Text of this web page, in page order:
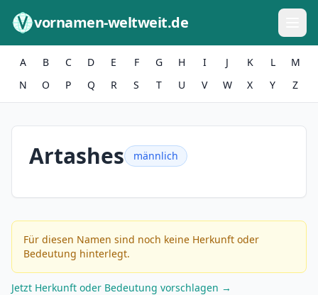
vornamen-weltweit.de
A B C D E F G H I J K L
M
N
O P Q R S T U V W X Y Z
Artashes männlich
Für diesen Namen sind noch keine Herkunft oder
Bedeutung hinterlegt.
Jetzt Herkunft oder Bedeutung vorschlagen →